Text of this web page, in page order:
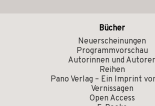
Bücher
Neuerscheinungen
Programmvorschau
Autorinnen und
Reihen
Pano Verlag – Ein Imprint
Vernissagen
Open Access